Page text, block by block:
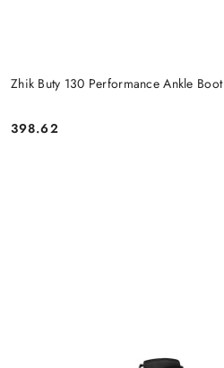
Zhik Buty 130 Performance Ankle Boot
Cena:
398.62